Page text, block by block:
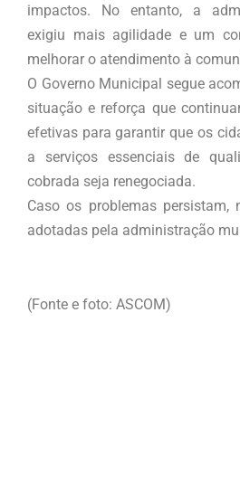
impactos. No entanto, a
exigiu mais agilidade e um
melhorar o atendimento à
O Governo Municipal segue
situação e reforça que
efetivas para garantir que os
a serviços essenciais de
cobrada seja renegociada.
Caso os problemas persistam,
adotadas pela administração
(Fonte e foto: ASCOM)